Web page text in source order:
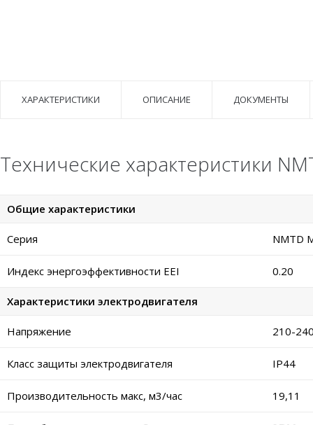
ХАРАКТЕРИСТИКИ ОПИСАНИЕ ДОКУМЕНТЫ
Технические характеристики
Общие характеристики
Серия NMTD
Индекс энергоэффективности EEI 0.20
Характеристики электродвигателя
Напряжение 210-
Класс защиты электродвигателя IP44
Производительность макс, м3/час 19,11